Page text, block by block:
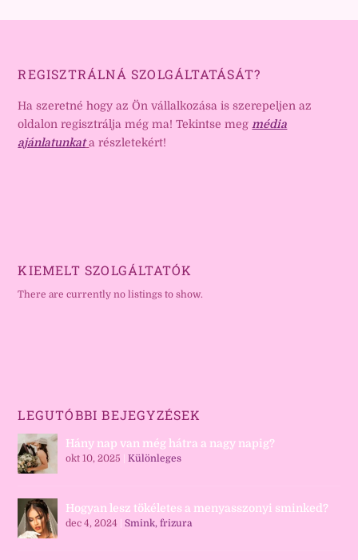
REGISZTRÁLNÁ SZOLGÁLTATÁSÁT?
Ha szeretné hogy az Ön vállalkozása is szerepeljen az
oldalon regisztrálja még ma! Tekintse meg média
ajánlatunkat a részletekért!
KIEMELT SZOLGÁLTATÓK
There are currently no listings to show.
LEGUTÓBBI BEJEGYZÉSEK
Hány nap van még hátra a nagy napig?
okt 10, 2025 |Különleges
Hogyan lesz tökéletes a menyasszonyi sminked?
dec 4, 2024 |Smink, frizura